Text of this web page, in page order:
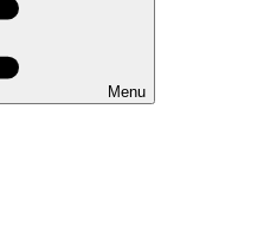
Menu